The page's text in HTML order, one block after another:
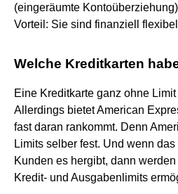
(eingeräumte
Vorteil: Sie sind finanziell
Welche Kreditkarten
Eine Kreditkarte ganz ohne
Allerdings bietet American
fast daran rankommt. Denn
Limits selber fest. Und wenn
Kunden es hergibt, dann
Kredit- und Ausgabenlimits